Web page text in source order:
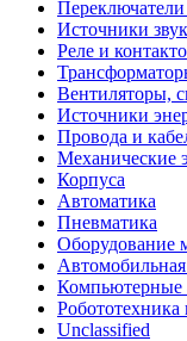
Источники
Реле и
Вентиляторы,
Источники
Провода и
Механические
Корпуса
Автоматика
Пневматика
Оборудование
Автомобильная
Компьютерные
Робототехника
Unclassified